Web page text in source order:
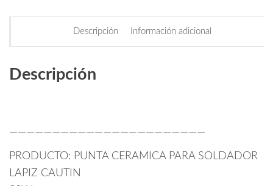
Descripción Información adicional
Descripción
———————————————————————
PRODUCTO: PUNTA CERAMICA PARA SOLDADOR
LAPIZ CAUTIN